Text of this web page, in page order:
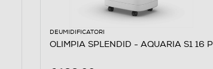
DEUMIDIFICATORI
OLIMPIA SPLENDID - AQUARIA S1 16 P